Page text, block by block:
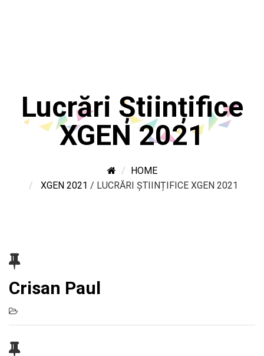
Lucrări Științifice
XGEN 2021
HOME
XGEN 2021 / LUCRĂRI ȘTIINȚIFICE XGEN 2021
Crisan Paul